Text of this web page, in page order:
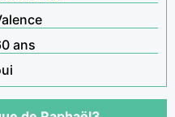
ans